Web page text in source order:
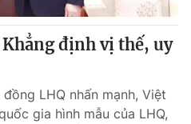
định vị thế, uy
LHQ nhấn mạnh, Việt
gia hình mẫu của LHQ,